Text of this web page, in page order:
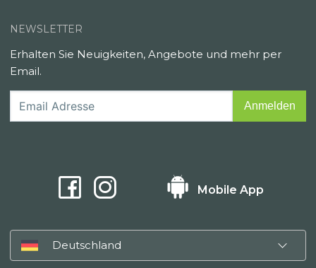
NEWSLETTER
Erhalten Sie Neuigkeiten, Angebote und mehr per
Email.
Mobile App
Deutschland